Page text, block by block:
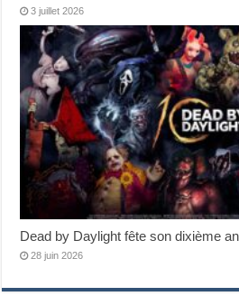
3 juillet 2026
Dead by Daylight fête son dixième
28 juin 2026